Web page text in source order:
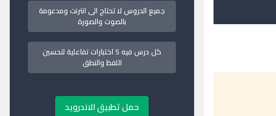
جميع الدروس لا تحتاج الى انترنت ومدعومة
بالصوت والصورة
كل درس فيه 5 اختبارات تفاعلية لتحسين
اللفظ والنطق
حمل تطبيق الاندرويد